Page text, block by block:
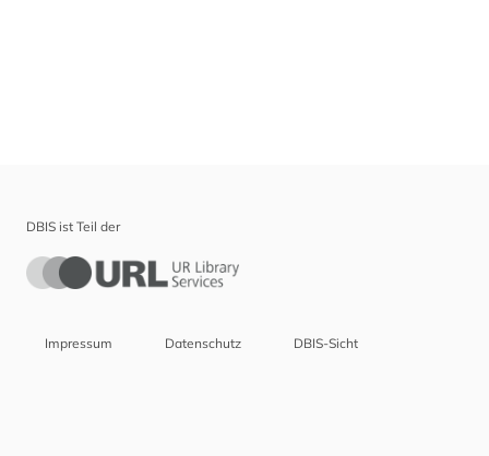
DBIS ist Teil der
Impressum Datenschutz DBIS-Sicht